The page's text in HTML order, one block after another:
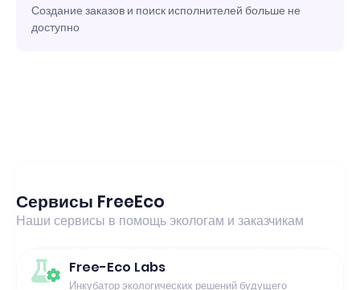
Создание заказов и поиск исполнителей больше не
доступно
Сервисы FreeEco
Наши сервисы в помощь экологам и заказчикам
Free-Eco Labs
Инкубатор экологических решений будущего